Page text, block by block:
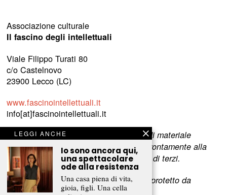
Associazione culturale
Il fascino degli intellettuali
Viale Filippo Turati 80
c/o Castelnovo
23900 Lecco (LC)
www.fascinointellettuali.it
info[at]fascinointellettuali.it
Per segnalare eventuali errori nell’uso di materiale
riservato,scriveteci e provvederemo prontamente alla
rimozione del materiale lesivo dei diritti di terzi.
L’intero contenuto di questo sito web è protetto da
copyright.
LEGGI ANCHE
Io sono ancora qui,
una spettacolare
ode alla resistenza
Una casa piena di vita,
gioia, figli. Una cella